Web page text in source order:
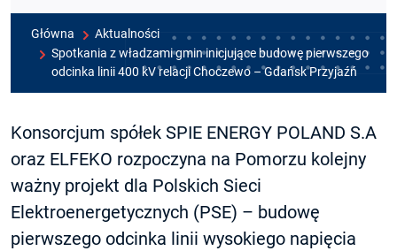
Główna
Aktualności
Spotkania z władzami gmin inicjujące budowę pierwszego
odcinka linii 400 kV relacji Choczewo – Gdańsk Przyjaźń
Konsorcjum spółek SPIE ENERGY POLAND S.A
oraz ELFEKO rozpoczyna na Pomorzu kolejny
ważny projekt dla Polskich Sieci
Elektroenergetycznych (PSE) – budowę
pierwszego odcinka linii wysokiego napięcia